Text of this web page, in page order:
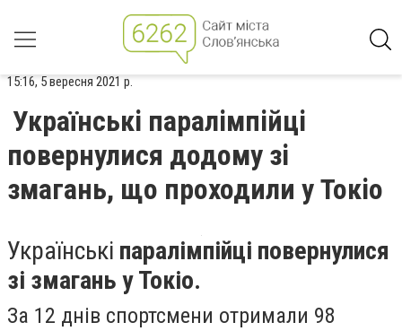
15:16, 5 вересня 2021 р.
Українські паралімпійці
повернулися додому зі
змагань, що проходили у Токіо
Українські паралімпійці повернулися
зі змагань у Токіо.
За 12 днів спортсмени отримали 98